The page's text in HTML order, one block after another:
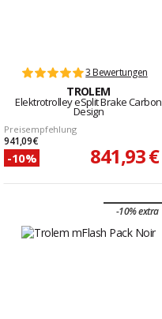
3 Bewertungen
TROLEM
Elektrotrolley eSplit Brake Carbon
Design
Preisempfehlung
941,09 €
-10% 841,93 €
-10% extra